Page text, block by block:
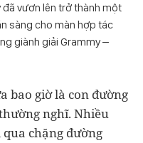
đã vươn lên trở thành một
sàng cho màn hợp tác
giành giải Grammy –
bao giờ là con đường
nghĩ. Nhiều
chặng đường